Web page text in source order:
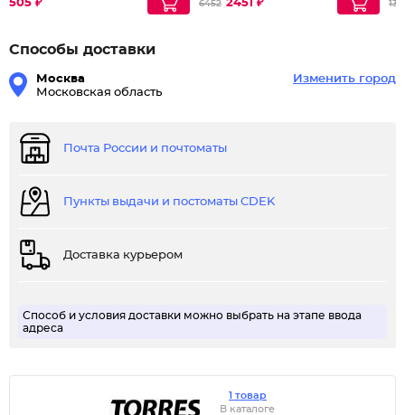
505 ₽ 6452 2451 ₽
Способы доставки
Москва
Московская область
Изменить город
Почта России и почтоматы
Пункты выдачи и постоматы CDEK
Доставка курьером
Способ и условия доставки можно выбрать на этапе ввода
адреса
1 товар
В каталоге